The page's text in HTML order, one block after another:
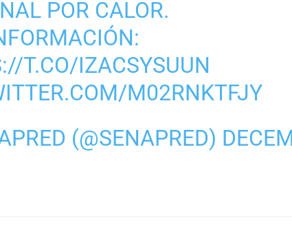
POR CALOR.
T.CO/IZACSYSUUN
M02RNKTFJY
(@SENAPRED)